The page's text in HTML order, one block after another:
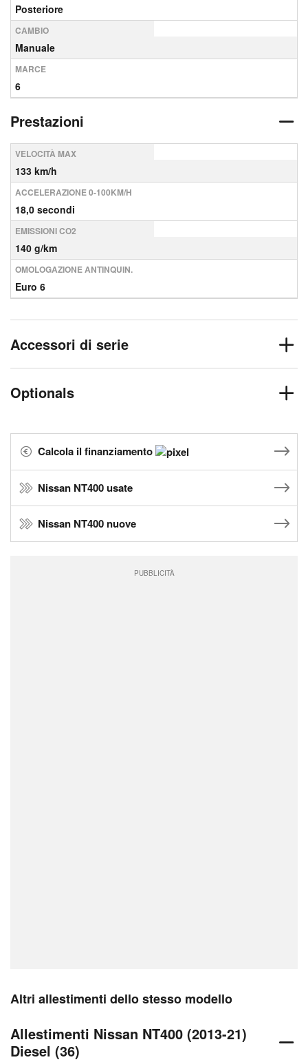
Posteriore
CAMBIO
Manuale
MARCE
6
Prestazioni
VELOCITÀ MAX
133 km/h
ACCELERAZIONE 0-100KM/H
18,0 secondi
EMISSIONI CO2
140 g/km
OMOLOGAZIONE ANTINQUIN.
Euro 6
Accessori di serie
Optionals
Calcola il finanziamento
Nissan NT400 usate
Nissan NT400 nuove
PUBBLICITÀ
Altri allestimenti dello stesso modello
Allestimenti Nissan NT400 (2013-21)
Diesel (36)